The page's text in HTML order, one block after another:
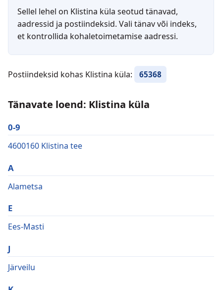
Sellel lehel on Klistina küla seotud tänavad,
aadressid ja postiindeksid. Vali tänav või indeks,
et kontrollida kohaletoimetamise aadressi.
Postiindeksid kohas Klistina küla: 65368
Tänavate loend: Klistina küla
0-9
4600160 Klistina tee
A
Alametsa
E
Ees-Masti
J
Järveilu